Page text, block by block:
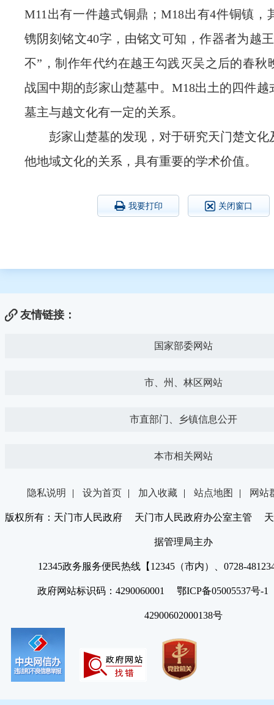
M11出有一件越式铜鼎；M18出有4件铜镇，
镌阴刻铭文40字，由铭文可知，作器者为越
不”，制作年代约在越王勾践灭吴之后的春秋
战国中期的彭家山楚墓中。M18出土的四件越
墓主与越文化有一定的关系。
彭家山楚墓的发现，对于研究天门楚文化
他地域文化的关系，具有重要的学术价值。
我要打印 关闭窗口
友情链接：
国家部委网站
市、州、林区网站
市直部门、乡镇信息公开
本市相关网站
隐私说明 | 设为首页 | 加入收藏 | 站点地图 | 网站
版权所有：天门市人民政府 天门市人民政府办公室主管 天
据管理局主办
12345政务服务便民热线【12345（市内）、0728-
政府网站标识码：4290060001 鄂ICP备05005537号
42900602000138号